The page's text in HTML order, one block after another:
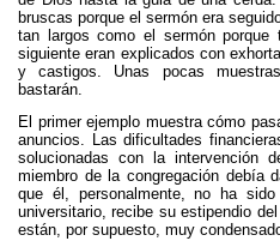
bruscas porque el sermón era
tan largos como el sermón
siguiente eran explicados con
y castigos. Unas pocas
bastarán.
El primer ejemplo muestra cómo
anuncios. Las dificultades
solucionadas con la intervención
miembro de la congregación debía
que él, personalmente, no ha
universitario, recibe su estipendio
están, por supuesto, muy